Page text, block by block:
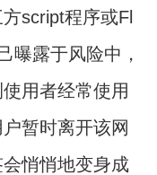
script程序或Fl
曝露于风险中，
用者经常使用
暂时离开该网
悄悄地变身成